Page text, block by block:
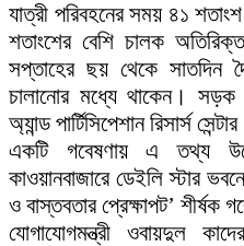
যাত্রী পরিবহনের সময় ৪১
শতাংশের বেশি চালক
সপ্তাহের ছয় থেকে সাতদিন
চালানোর মধ্যে থাকেন। সড়ক
অ্যান্ড পার্টিসিপেশান রিসার্স
একটি গবেষণায় এ তথ্য
কাওয়ানবাজারে ডেইলি স্টার
ও বাস্তবতার প্রেক্ষাপট’ শীর্ষক
যোগাযোগমন্ত্রী ওবায়দুল